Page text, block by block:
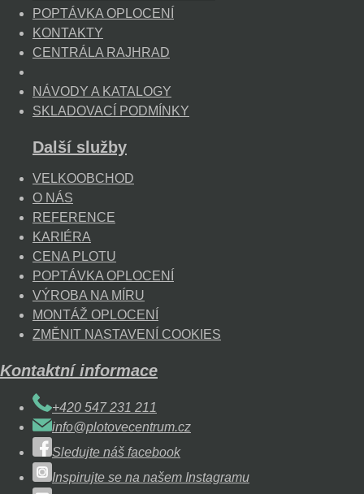
POPTÁVKA OPLOCENÍ
KONTAKTY
CENTRÁLA RAJHRAD
NÁVODY A KATALOGY
SKLADOVACÍ PODMÍNKY
Další služby
VELKOOBCHOD
O NÁS
REFERENCE
KARIÉRA
CENA PLOTU
POPTÁVKA OPLOCENÍ
VÝROBA NA MÍRU
MONTÁŽ OPLOCENÍ
ZMĚNIT NASTAVENÍ COOKIES
Kontaktní informace
+420 547 231 211
info@plotovecentrum.cz
Sledujte náš facebook
Inspirujte se na našem Instagramu